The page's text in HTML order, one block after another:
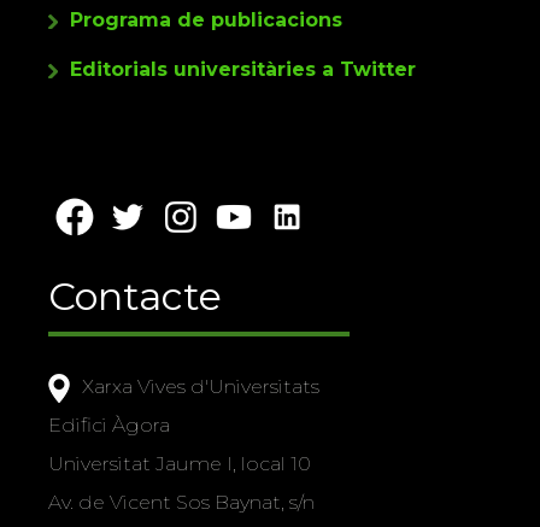
Programa de publicacions
Editorials universitàries a Twitter
Contacte
Xarxa Vives d'Universitats
Edifici Àgora
Universitat Jaume I, local 10
Av. de Vicent Sos Baynat, s/n